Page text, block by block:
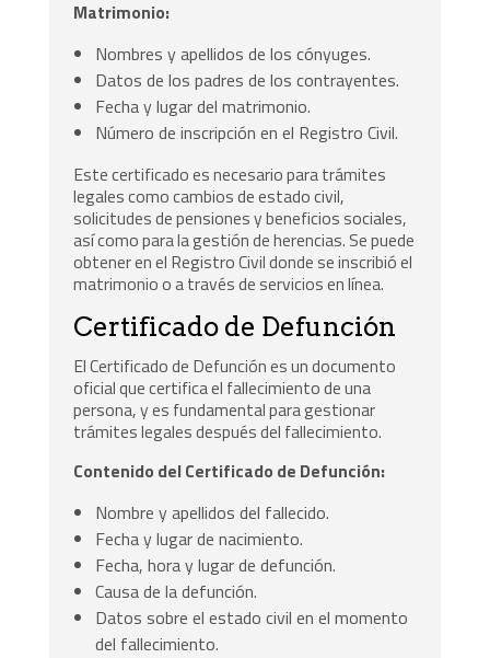
Matrimonio:
Nombres y apellidos de los cónyuges.
Datos de los padres de los contrayentes.
Fecha y lugar del matrimonio.
Número de inscripción en el Registro Civil.
Este certificado es necesario para trámites
legales como cambios de estado civil,
solicitudes de pensiones y beneficios sociales,
así como para la gestión de herencias. Se puede
obtener en el Registro Civil donde se inscribió el
matrimonio o a través de servicios en línea.
Certificado de Defunción
El Certificado de Defunción es un documento
oficial que certifica el fallecimiento de una
persona, y es fundamental para gestionar
trámites legales después del fallecimiento.
Contenido del Certificado de Defunción:
Nombre y apellidos del fallecido.
Fecha y lugar de nacimiento.
Fecha, hora y lugar de defunción.
Causa de la defunción.
Datos sobre el estado civil en el momento
del fallecimiento.